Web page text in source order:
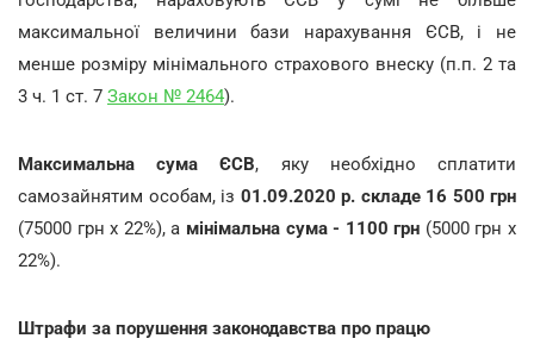
максимальної величини бази нарахування ЄСВ, і не
менше розміру мінімального страхового внеску (п.п. 2 та
3 ч. 1 ст. 7 Закон № 2464).
Максимальна сума ЄСВ, яку необхідно сплатити
самозайнятим особам, із 01.09.2020 р. складе 16 500 грн
(75000 грн х 22%), а мінімальна сума - 1100 грн (5000 грн х
22%).
Штрафи за порушення законодавства про працю